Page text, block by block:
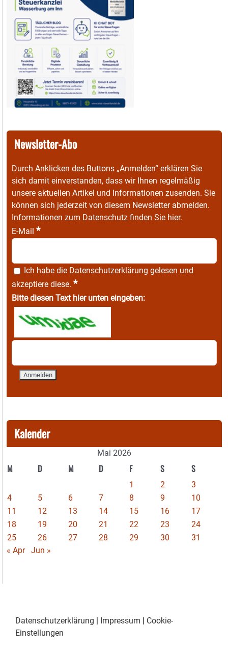
Newsletter-Abo
Durch Anklicken des Buttons „Anmelden“ erklären Sie
sich damit einverstanden, dass wir Ihnen regelmäßig
unsere aktuellen Artikel und Informationen zusenden. Sie
können sich jederzeit von diesem Newsletter abmelden.
Informationen zum Datenschutz finden Sie hier.
E-Mail *
Ich habe die Datenschutzerklärung gelesen und
akzeptiere diese. *
Bitte diesen Text hier unten eingeben:
Kalender
Mai 2026
M D M D F S S
1 2
3
4
5 6 7 8 9
10
11
12 13 14 15 16
17
18
19 20 21 22 23
24
25
26 27 28 29 30
31
« Apr
Jun »
Datenschutzerklärung | Impressum | Cookie-
Einstellungen